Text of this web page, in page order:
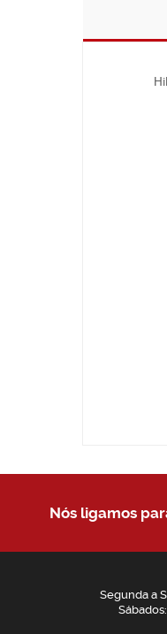
Nós ligamos
Segunda a